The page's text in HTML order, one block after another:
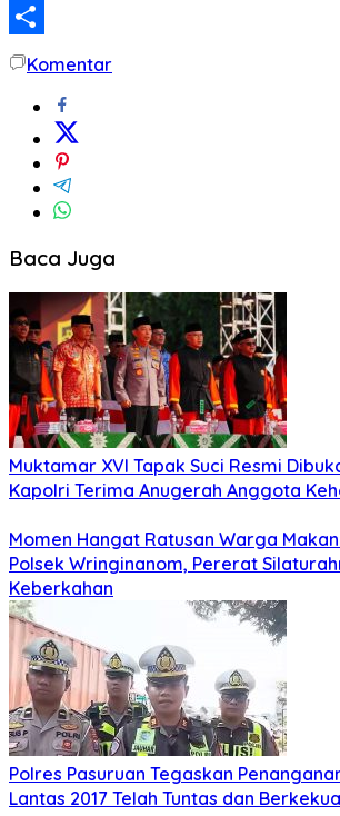
LinkedIn
ShareKomentar
Baca Juga
Muktamar XVI Tapak Suci Resmi
Kapolri Terima Anugerah Anggota
Momen Hangat Ratusan Warga
Polsek Wringinanom, Pererat
Keberkahan
Polres Pasuruan Tegaskan
Lantas 2017 Telah Tuntas dan